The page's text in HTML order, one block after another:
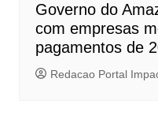
Governo do
com empresas
pagamentos de
Redacao Portal